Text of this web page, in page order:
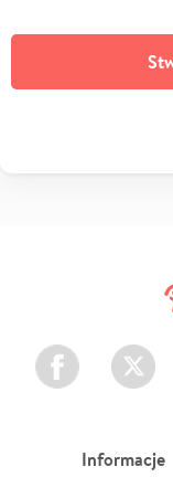
Facebook Twitter
Informacje